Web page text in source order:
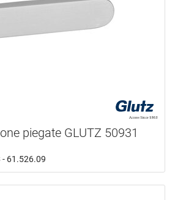
piegate GLUTZ 50931
61.526.09